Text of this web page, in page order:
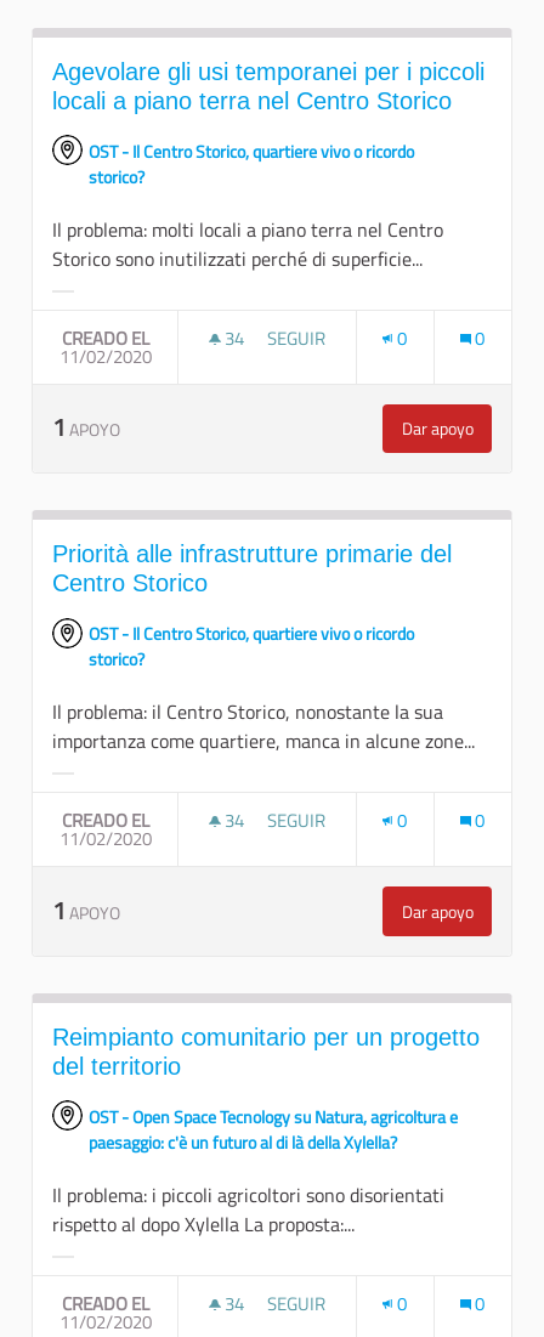
Agevolare gli usi temporanei per i piccoli
locali a piano terra nel Centro Storico
OST - Il Centro Storico, quartiere vivo o ricordo
storico?
Il problema: molti locali a piano terra nel Centro
Storico sono inutilizzati perché di superficie...
CREADO EL
11/02/2020
34 34 SEGUIDORAS
SEGUIR 0 0
1 APOYO Dar apoyo
Agevolare gli
Priorità alle infrastrutture primarie del
Centro Storico
OST - Il Centro Storico, quartiere vivo o ricordo
storico?
Il problema: il Centro Storico, nonostante la sua
importanza come quartiere, manca in alcune zone...
CREADO EL
11/02/2020
34 34 SEGUIDORAS
SEGUIR 0 0
1 APOYO Dar apoyo
Priorità alle
Reimpianto comunitario per un progetto
del territorio
OST - Open Space Tecnology su Natura, agricoltura e
paesaggio: c'è un futuro al di là della Xylella?
Il problema: i piccoli agricoltori sono disorientati
rispetto al dopo Xylella La proposta:...
CREADO EL
11/02/2020
34 34 SEGUIDORAS
SEGUIR 0 0